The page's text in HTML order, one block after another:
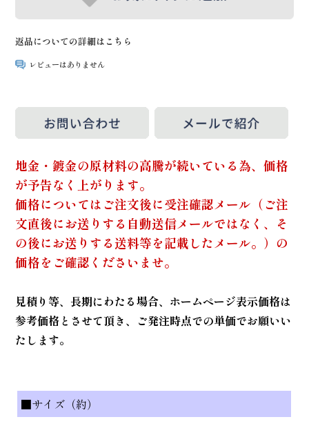
返品についての詳細はこちら
レビューはありません
地金・鍍金の原材料の高騰が続いている為、価格
が予告なく上がります。
価格についてはご注文後に受注確認メール（ご注
文直後にお送りする自動送信メールではなく、そ
の後にお送りする送料等を記載したメール。）の
価格をご確認くださいませ。
見積り等、長期にわたる場合、ホームページ表示価格は
参考価格とさせて頂き、ご発注時点での単価でお願いい
たします。
■サイズ（約）